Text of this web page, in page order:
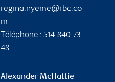
regina.nyeme@rbc.co
m
Téléphone : 514-840-73
48
Alexander McHattie